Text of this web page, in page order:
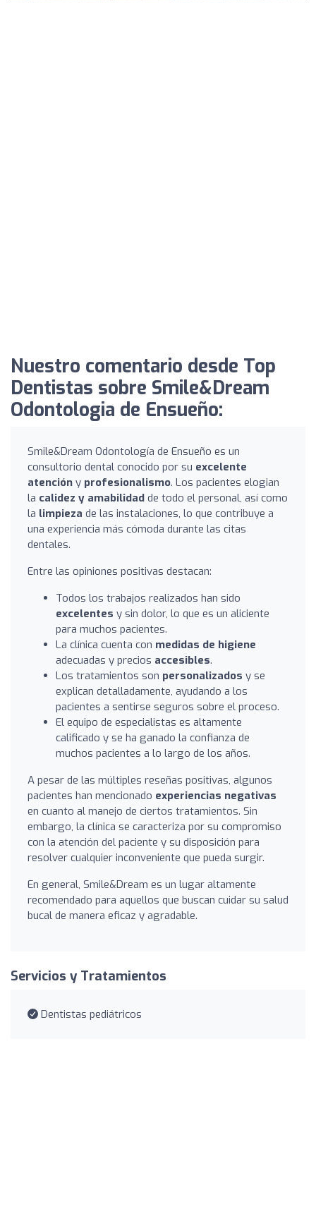
Nuestro comentario desde Top
Dentistas sobre Smile&Dream
Odontologia de Ensueño:
Smile&Dream Odontología de Ensueño es un
consultorio dental conocido por su excelente
atención y profesionalismo. Los pacientes elogian
la calidez y amabilidad de todo el personal, así como
la limpieza de las instalaciones, lo que contribuye a
una experiencia más cómoda durante las citas
dentales.
Entre las opiniones positivas destacan:
Todos los trabajos realizados han sido
excelentes y sin dolor, lo que es un aliciente
para muchos pacientes.
La clínica cuenta con medidas de higiene
adecuadas y precios accesibles.
Los tratamientos son personalizados y se
explican detalladamente, ayudando a los
pacientes a sentirse seguros sobre el proceso.
El equipo de especialistas es altamente
calificado y se ha ganado la confianza de
muchos pacientes a lo largo de los años.
A pesar de las múltiples reseñas positivas, algunos
pacientes han mencionado experiencias negativas
en cuanto al manejo de ciertos tratamientos. Sin
embargo, la clínica se caracteriza por su compromiso
con la atención del paciente y su disposición para
resolver cualquier inconveniente que pueda surgir.
En general, Smile&Dream es un lugar altamente
recomendado para aquellos que buscan cuidar su salud
bucal de manera eficaz y agradable.
Servicios y Tratamientos
Dentistas pediátricos